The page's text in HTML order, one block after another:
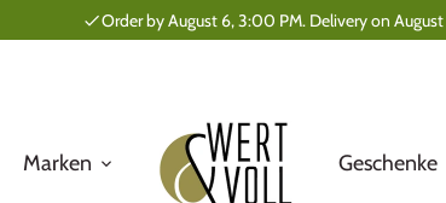
Order by August 6, 3:00 PM. Delivery on August
Marken Geschenke